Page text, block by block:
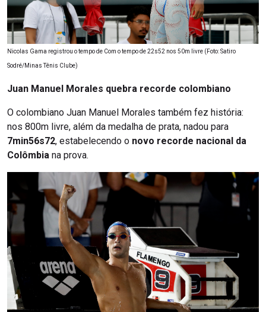
Nicolas Gama registrou o tempo de Com o tempo de 22s52 nos 50m livre (Foto: Satiro
Sodré/Minas Tênis Clube)
Juan Manuel Morales quebra recorde colombiano
O colombiano Juan Manuel Morales também fez história:
nos 800m livre, além da medalha de prata, nadou para
7min56s72, estabelecendo o novo recorde nacional da
Colômbia na prova.